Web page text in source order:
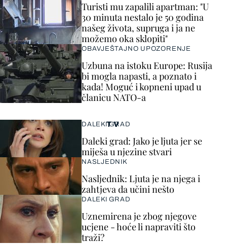
Turisti mu zapalili apartman: "U
30 minuta nestalo je 50 godina
našeg života, supruga i ja ne
možemo oka sklopiti"
OBAVJEŠTAJNO UPOZORENJE
Uzbuna na istoku Europe: Rusija
bi mogla napasti, a poznato i
kada! Moguć i kopneni upad u
članicu NATO-a
TV
DALEKI GRAD
Daleki grad: Jako je ljuta jer se
miješa u njezine stvari
NASLJEDNIK
Nasljednik: Ljuta je na njega i
zahtjeva da učini nešto
DALEKI GRAD
Uznemirena je zbog njegove
ucjene - hoće li napraviti što
traži?